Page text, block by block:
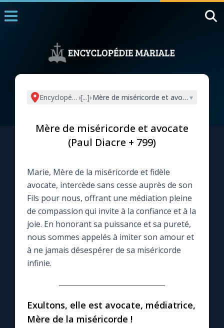
L'actualité de la semaine
La newsletter
La vidéo de la semaine
Le compte Tiktok
Le site internet
Encyclopédie mariale
›[...]›Mère de miséricorde et avocate (Paul
▾
Mère de miséricorde et avocate
(Paul Diacre + 799)
Marie, Mère de la miséricorde et fidèle
avocate, intercède sans cesse auprès de son
Fils pour nous, offrant une médiation pleine
de compassion qui invite à la confiance et à la
joie. En honorant sa puissance et sa pureté,
nous sommes appelés à imiter son amour et
à ne jamais désespérer de sa miséricorde
infinie.
Exultons, elle est avocate, médiatrice,
Mère de la miséricorde !